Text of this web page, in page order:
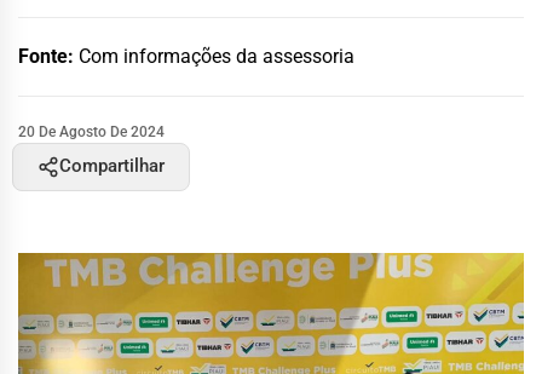
Fonte: Com informações da assessoria
20 De Agosto De 2024
Compartilhar